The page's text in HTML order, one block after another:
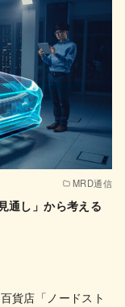
MRD通信
通し」から考える
貨店「ノードスト